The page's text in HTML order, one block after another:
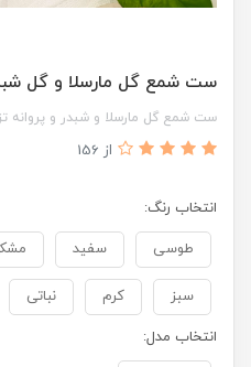
ست شمع گل مارسلا و گل
ست شمع گل مارسلا و شبدر و پروانه
از 156
انتخاب رنگ:
طوسی سفید
سبز کرم نباتی
انتخاب مدل: